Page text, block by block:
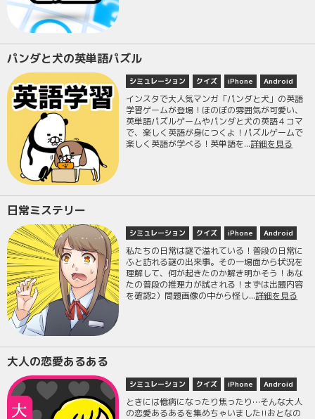
パンダと犬の英単語パズル
シミュレーション クイズ iPhone Android
インスタで大人気マンガ「パンダと犬」の英語
学習ゲームが登場！ほのぼの雰囲気が可愛い、
英単語パズルゲームやパンダと犬の英語４コマ
で、楽しく英語が身につくよ！パズルゲームで
楽しく英語が学べる！英単語を...詳細を見る
日常ミステリー
シミュレーション クイズ iPhone Android
私たちの日常は謎で溢れている！普段の日常に
ふと訪れる謎の出来事。その一場面から状況を
理解して、何が起きたのか解き明かそう！あな
たの普段の推理力が試される！まずは出題内容
を確認2）問題画像の中から怪し...詳細を見る
大人の恋愛あるある
シミュレーション クイズ iPhone Android
ときには憶病になったり焦ったり…そんな大人
の恋愛あるあるを集めちゃいました!!おとなの